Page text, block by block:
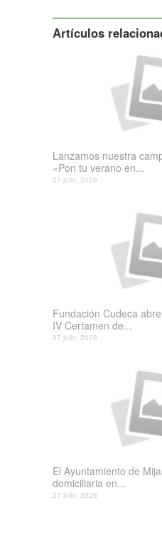
Artículos
Lanzamos nuestra
«Pon tu verano en...
27 julio, 2026
Fundación Cudeca
IV Certamen de...
27 julio, 2026
El Ayuntamiento de
domiciliaria en...
27 julio, 2026